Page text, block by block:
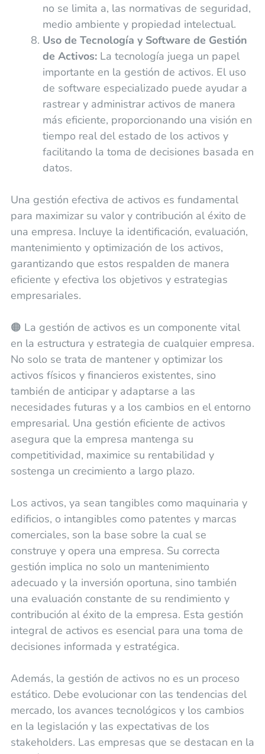
no se limita a, las normativas de seguridad,
medio ambiente y propiedad intelectual.
Uso de Tecnología y Software de Gestión
de Activos:La tecnología juega un papel
importante en la gestión de activos. El uso
de software especializado puede ayudar a
rastrear y administrar activos de manera
más eficiente, proporcionando una visión en
tiempo real del estado de los activos y
facilitando la toma de decisiones basada en
datos.
Una gestión efectiva de activos es fundamental
para maximizar su valor y contribución al éxito de
una empresa. Incluye la identificación, evaluación,
mantenimiento y optimización de los activos,
garantizando que estos respalden de manera
eficiente y efectiva los objetivos y estrategias
empresariales.
🟠 La gestión de activos es un componente vital
en la estructura y estrategia de cualquier empresa.
No solo se trata de mantener y optimizar los
activos físicos y financieros existentes, sino
también de anticipar y adaptarse a las
necesidades futuras y a los cambios en el entorno
empresarial. Una gestión eficiente de activos
asegura que la empresa mantenga su
competitividad, maximice su rentabilidad y
sostenga un crecimiento a largo plazo.
Los activos, ya sean tangibles como maquinaria y
edificios, o intangibles como patentes y marcas
comerciales, son la base sobre la cual se
construye y opera una empresa. Su correcta
gestión implica no solo un mantenimiento
adecuado y la inversión oportuna, sino también
una evaluación constante de su rendimiento y
contribución al éxito de la empresa. Esta gestión
integral de activos es esencial para una toma de
decisiones informada y estratégica.
Además, la gestión de activos no es un proceso
estático. Debe evolucionar con las tendencias del
mercado, los avances tecnológicos y los cambios
en la legislación y las expectativas de los
stakeholders. Las empresas que se destacan en la